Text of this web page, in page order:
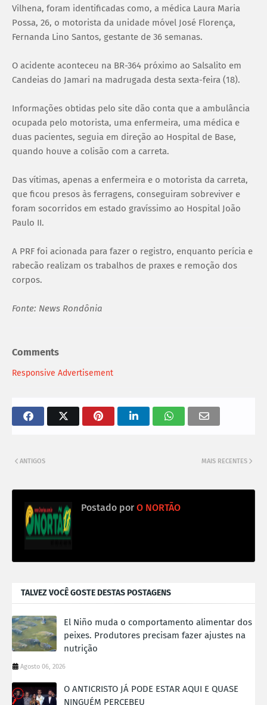
Vilhena, foram identificadas como, a médica Laura Maria
Possa, 26, o motorista da unidade móvel José Florença,
Fernanda Lino Santos, gestante de 36 semanas.
O acidente aconteceu na BR-364 próximo ao Salsalito em
Candeias do Jamari na madrugada desta sexta-feira (18).
Informações obtidas pelo site dão conta que a ambulância
ocupada pelo motorista, uma enfermeira, uma médica e
duas pacientes, seguia em direção ao Hospital de Base,
quando houve a colisão com a carreta.
Das vítimas, apenas a enfermeira e o motorista da carreta,
que ficou presos às ferragens, conseguiram sobreviver e
foram socorridos em estado gravíssimo ao Hospital João
Paulo II.
A PRF foi acionada para fazer o registro, enquanto perícia e
rabecão realizam os trabalhos de praxes e remoção dos
corpos.
Fonte: News Rondônia
Comments
Responsive Advertisement
MAIS RECENTES
ANTIGOS
Postado por O NORTÃO
TALVEZ VOCÊ GOSTE DESTAS POSTAGENS
El Niño muda o comportamento alimentar dos
peixes. Produtores precisam fazer ajustes na
nutrição
Agosto 06, 2026
O ANTICRISTO JÁ PODE ESTAR AQUI E QUASE
NINGUÉM PERCEBEU